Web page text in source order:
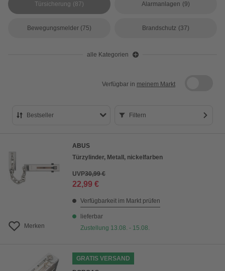
Türsicherung (87) Alarmanlagen (9)
Bewegungsmelder (75) Brandschutz (37)
alle Kategorien
Verfügbar in meinem Markt
Bestseller
Preis aufsteigend
Preis absteigend
Filtern
Merken
ABUS
Türzylinder, Metall, nickelfarben
UVP30,99 €
22,99 €
Verfügbarkeit im Markt prüfen
lieferbar
Zustellung 13.08. - 15.08.
GRATIS VERSAND